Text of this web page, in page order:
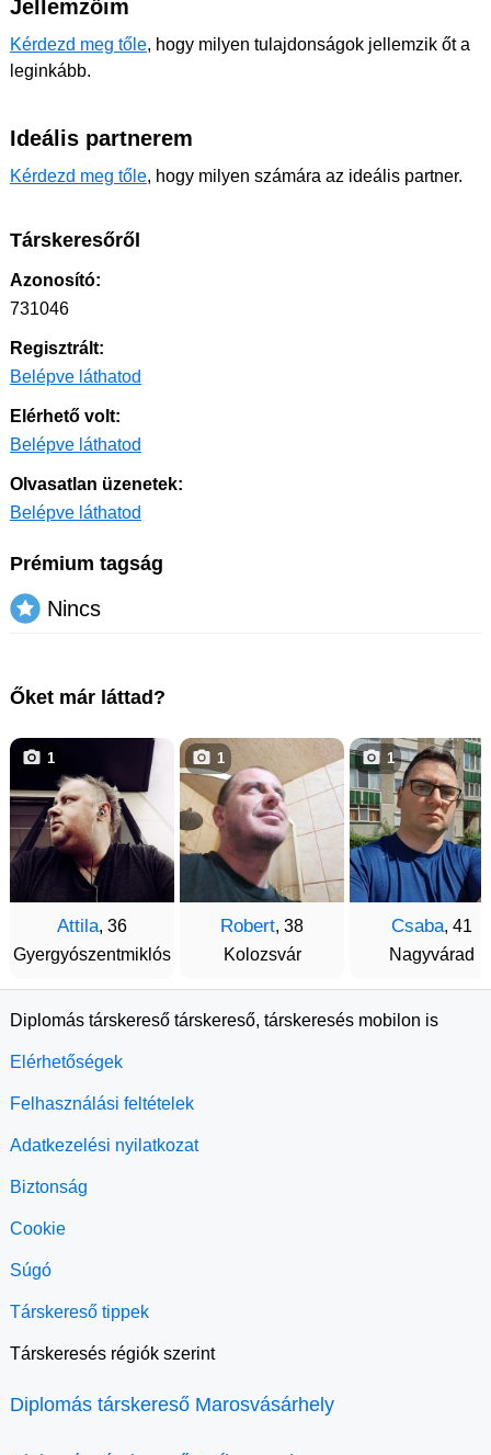
Jellemzőim
Kérdezd meg tőle, hogy milyen tulajdonságok jellemzik őt a
leginkább.
Ideális partnerem
Kérdezd meg tőle, hogy milyen számára az ideális partner.
Társkeresőről
Azonosító:
731046
Regisztrált:
Belépve láthatod
Elérhető volt:
Belépve láthatod
Olvasatlan üzenetek:
Belépve láthatod
Prémium tagság
Nincs
Őket már láttad?
Attila, 36
Gyergyószentmiklós
1
Robert, 38
Kolozsvár
1
Csaba, 41
Nagyvárad
1
Diplomás társkereső társkereső, társkeresés mobilon is
Elérhetőségek
Felhasználási feltételek
Adatkezelési nyilatkozat
Biztonság
Cookie
Súgó
Társkereső tippek
Társkeresés régiók szerint
Diplomás társkereső Marosvásárhely